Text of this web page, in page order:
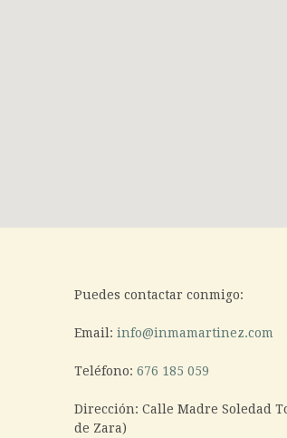
Puedes contactar conmigo:
Email: info@inmamartinez.com
Teléfono: 676 185 059
Dirección: Calle Madre Soledad
de Zara)